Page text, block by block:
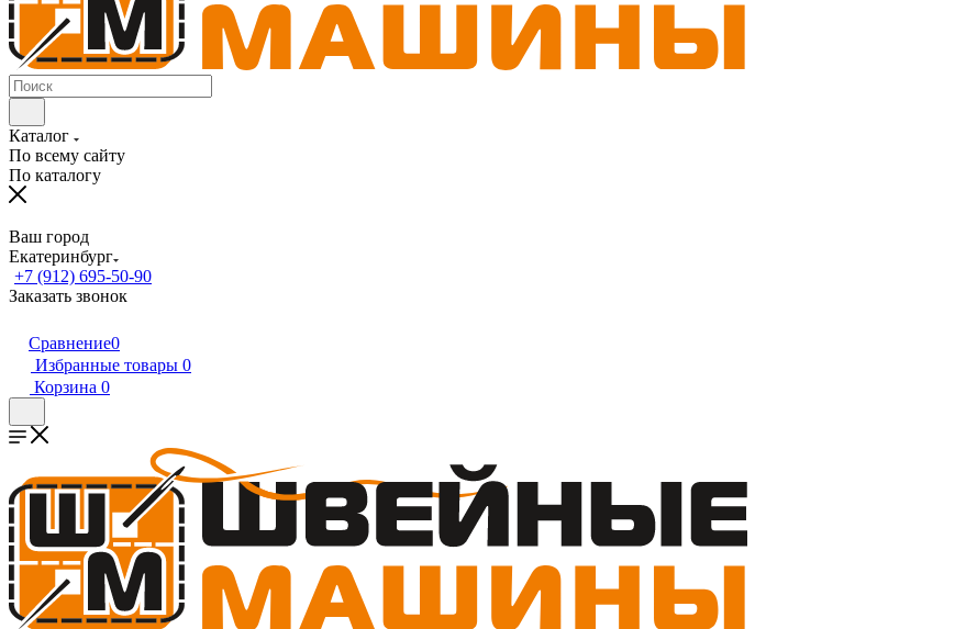
Каталог
По всему сайту
По каталогу
Ваш город
Екатеринбург
+7 (912) 695-50-90
Заказать звонок
Сравнение0
Избранные товары 0
Корзина 0